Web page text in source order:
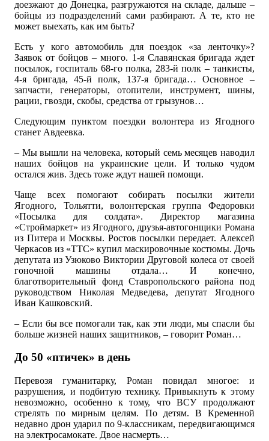
доезжают до Донецка, разгружаются на складе, дальше –
бойцы из подразделений сами разбирают. А те, кто не
может выехать, как им быть?
Есть у кого автомобиль для поездок «за ленточку»?
Заявок от бойцов – много. 1-я Славянская бригада ждет
посылок, госпиталь 68-го полка, 283-й полк – танкисты,
4-я бригада, 45-й полк, 137-я бригада… Основное –
запчасти, генераторы, отопители, инструмент, шины,
рации, гвозди, скобы, средства от грызунов…
Следующим пунктом поездки волонтера из Ягодного
станет Авдеевка.
– Мы вышли на человека, который семь месяцев наводил
наших бойцов на украинские цели. И только чудом
остался жив. Здесь тоже ждут нашей помощи.
Чаще всех помогают собирать посылки жители
Ягодного, Тольятти, волонтерская группа Федоровки
«Посылка для солдата». Директор магазина
«Строймаркет» из Ягодного, друзья-автогонщики Романа
из Питера и Москвы. Ростов посылки передает. Алексей
Черкасов из «ТТС» купил маскировочные костюмы. Дочь
депутата из Узюково Виктории Друговой колеса от своей
гоночной машины отдала… И конечно,
благотворительный фонд Ставропольского района под
руководством Николая Медведева, депутат Ягодного
Иван Кашковский.
– Если бы все помогали так, как эти люди, мы спасли бы
больше жизней наших защитников, – говорит Роман…
До 50 «птичек» в день
Перевозя гуманитарку, Роман повидал многое: и
разрушения, и подбитую технику. Привыкнуть к этому
невозможно, особенно к тому, что ВСУ продолжают
стрелять по мирным целям. По детям. В Кременной
недавно дрон ударил по 9-классникам, передвигающимся
на электросамокате. Двое насмерть…